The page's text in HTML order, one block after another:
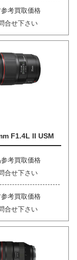
考買取価格
合せ下さい
F1.4L II USM
参考買取価格
合せ下さい
考買取価格
合せ下さい